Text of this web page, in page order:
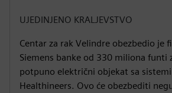
UJEDINJENO KRALJEVSTVO
Centar za rak Velindre obezbedio je
Siemens banke od 330 miliona funti
potpuno električni objekat sa
Healthineers. Ovo će obezbediti